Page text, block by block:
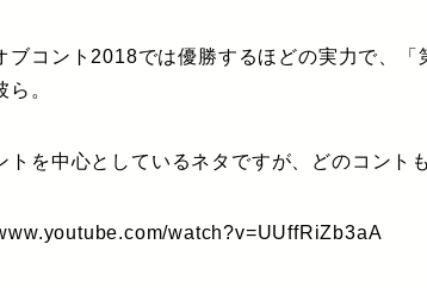
ブコント2018では優勝するほどの実力で、
ら。
トを中心としているネタですが、どのコント
watch?v=UUffRiZb3aA